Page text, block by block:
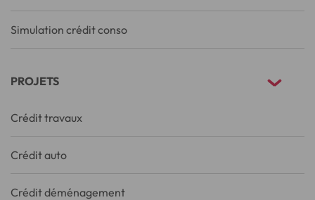
Simulation crédit conso
PROJETS
Crédit travaux
Crédit auto
Crédit déménagement